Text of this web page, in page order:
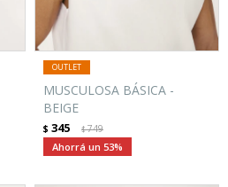
MUSCULOSA BÁSICA -
BEIGE
$ 345 $749
53